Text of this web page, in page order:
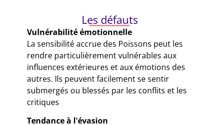
Les défauts
Vulnérabilité émotionnelle
La sensibilité accrue des Poissons peut les
rendre particulièrement vulnérables aux
influences extérieures et aux émotions des
autres. Ils peuvent facilement se sentir
submergés ou blessés par les conflits et les
critiques
Tendance à l'évasion